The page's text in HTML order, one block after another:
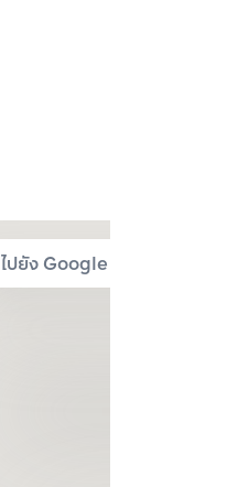
ไปยัง Google Map